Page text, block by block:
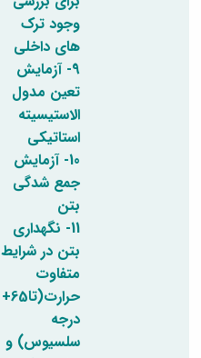
وجود ترک
های داخلی
9- آزمایش
تعین مدول
الاستیسیته
استاتیکی
10- آزمایش
جمع شدگی
بتن
11- نگهداری
بتن در شرایط
متفاوت
حرارت(تا65+
درجه
سلسیوس) و